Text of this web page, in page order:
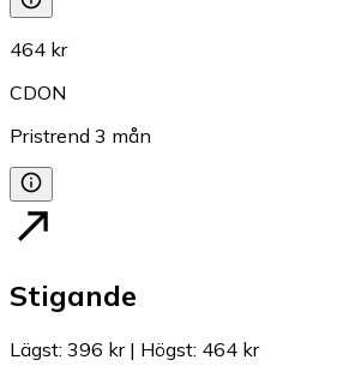
464 kr
CDON
Pristrend 3 mån
Stigande
Lägst: 396 kr| Högst: 464 kr